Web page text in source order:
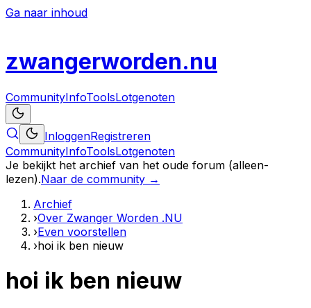
Ga naar inhoud
zwangerworden.nu
CommunityInfoToolsLotgenoten
InloggenRegistreren
CommunityInfoToolsLotgenoten
Je bekijkt het archief van het oude forum (alleen-
lezen).Naar de community →
Archief
›Over Zwanger Worden .NU
›Even voorstellen
›hoi ik ben nieuw
hoi ik ben nieuw